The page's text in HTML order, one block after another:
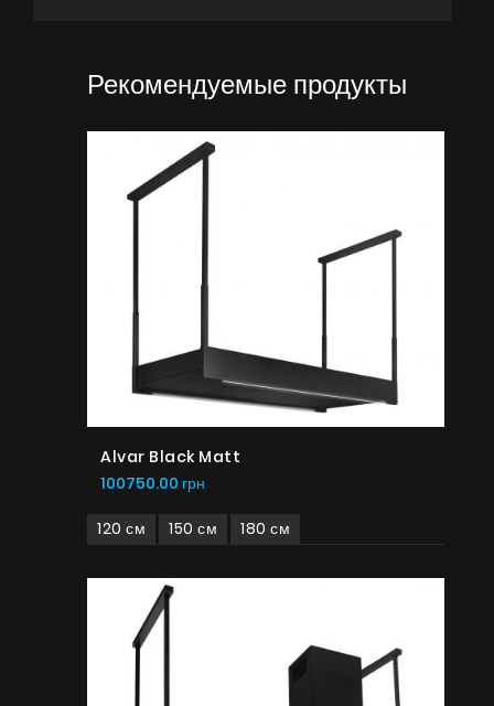
Рекомендуемые продукты
Alvar Black Matt
100750.00 грн
120 см 150 см 180 см